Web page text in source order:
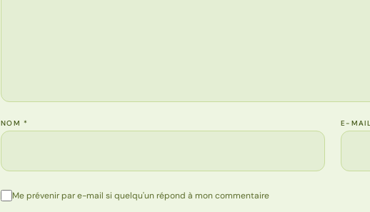
NOM* E-
Me prévenir par e-mail si quelqu'un répond à mon commentaire